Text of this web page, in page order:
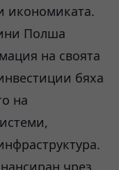
икономиката.
Полша
на своята
бяха
на
чрез